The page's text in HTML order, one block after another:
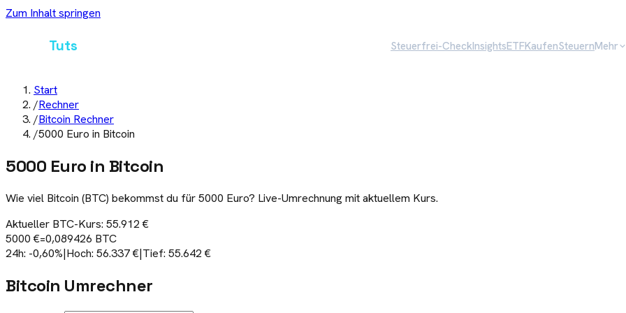
Zum Inhalt springen
Tuts Steuerfrei-CheckInsightsETFKaufenSteuernMehr
Start
/Rechner
/Bitcoin Rechner
/5000 Euro in Bitcoin
5000 Euro in Bitcoin
Wie viel Bitcoin (BTC) bekommst du für 5000 Euro? Live-Umrechnung mit aktuellem Kurs.
Aktueller BTC-Kurs: 55.912 €
5000 €=0,089426 BTC
24h: -0,60%|Hoch: 56.337 €|Tief: 55.642 €
Bitcoin Umrechner